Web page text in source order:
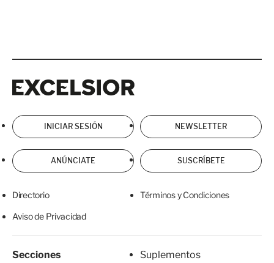
INICIAR SESIÓN NEWSLETTER
ANÚNCIATE SUSCRÍBETE
Directorio Términos y Condiciones
Aviso de Privacidad
Secciones
Suplementos